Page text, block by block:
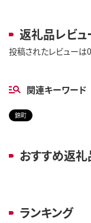
返礼品レビュ
投稿されたレビューは0
関連キーワード
錦町
おすすめ返礼
ランキング